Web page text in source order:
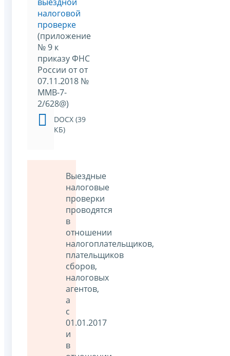
налоговой
проверке
(приложение
№ 9 к
приказу ФНС
России от от
07.11.2018 №
ММВ-7-
2/628@)
DOCX (39
КБ)
Выездные
налоговые
проверки
проводятся
в
отношении
налогоплательщиков,
плательщиков
сборов,
налоговых
агентов,
а
с
01.01.2017
и
в